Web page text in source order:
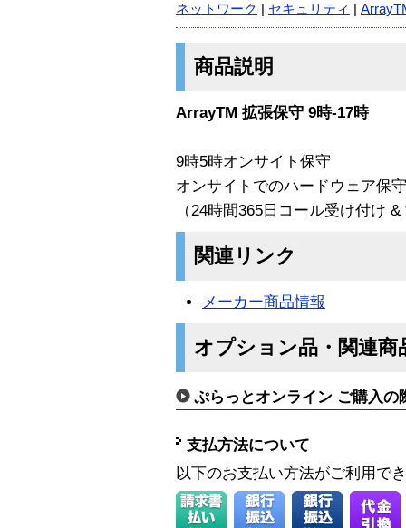
ネットワーク セキュリティ
商品説明
ArrayTM 拡張保守 9時-17時
9時5時オンサイト保守
オンサイトでのハードウェア保
（24時間365日コール受け付け
関連リンク
メーカー商品情報
オプション品・関連商
ぷらっとオンライン ご購入の
支払方法について
以下のお支払い方法がご利用で